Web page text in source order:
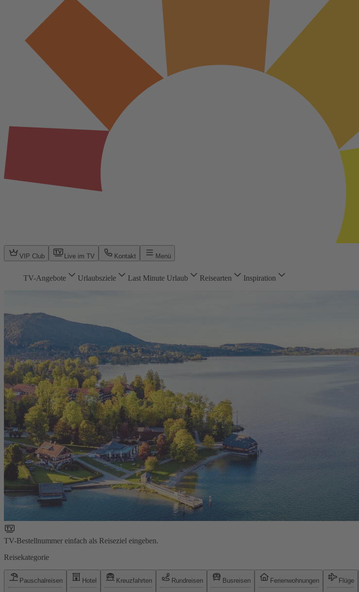
VIP Club Live im TV Kontakt Menü
TV-Angebote Urlaubsziele Last Minute Urlaub Reisearten Inspiration
TV-Bestellnummer einfach als Reiseziel eingeben.
Reisekategorie
Pauschalreisen Hotel Kreuzfahrten Rundreisen Busreisen Ferienwohnungen Flüge